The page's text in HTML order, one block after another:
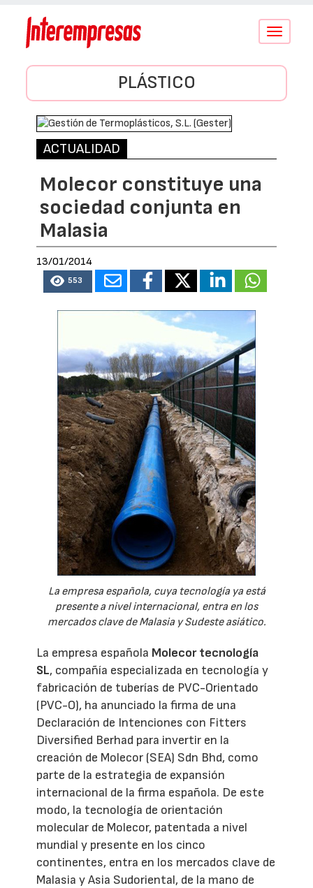
Conmutar
PLÁSTICO
ACTUALIDAD
Molecor constituye una
sociedad conjunta en
Malasia
13/01/2014
553
La empresa española, cuya tecnología ya está
presente a nivel internacional, entra en los
mercados clave de Malasia y Sudeste asiático.
La empresa española Molecor tecnología
SL, compañía especializada en tecnología y
fabricación de tuberías de PVC-Orientado
(PVC-O), ha anunciado la firma de una
Declaración de Intenciones con Fitters
Diversified Berhad para invertir en la
creación de Molecor (SEA) Sdn Bhd, como
parte de la estrategia de expansión
internacional de la firma española. De este
modo, la tecnología de orientación
molecular de Molecor, patentada a nivel
mundial y presente en los cinco
continentes, entra en los mercados clave de
Malasia y Asia Sudoriental, de la mano de